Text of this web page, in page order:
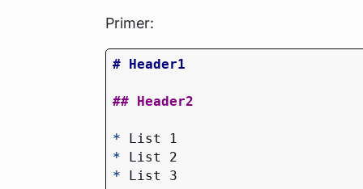
Primer:
*
*
*